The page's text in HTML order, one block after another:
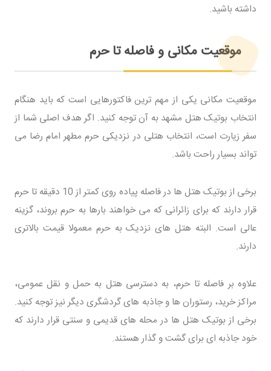
داشته باشید.
موقعیت مکانی و فاصله تا حرم
موقعیت مکانی یکی از مهم ترین فاکتورهایی است که باید هنگام
انتخاب بوتیک هتل مشهد به آن توجه کنید. اگر هدف اصلی شما از
سفر زیارت است، انتخاب هتلی در نزدیکی حرم مطهر امام رضا می
تواند بسیار راحت باشد.
برخی از بوتیک هتل ها در فاصله پیاده روی کمتر از 10 دقیقه تا حرم
قرار دارند که برای زائرانی که می خواهند بارها به حرم بروند، گزینه
عالی است. البته هتل های نزدیک به حرم معمولا قیمت بالاتری
دارند.
علاوه بر فاصله تا حرم، به دسترسی هتل به حمل و نقل عمومی،
مراکز خرید، رستوران ها و جاذبه های گردشگری دیگر نیز توجه کنید.
برخی از بوتیک هتل ها در محله های قدیمی و سنتی قرار دارند که
خود جاذبه ای برای گشت و گذار هستند.